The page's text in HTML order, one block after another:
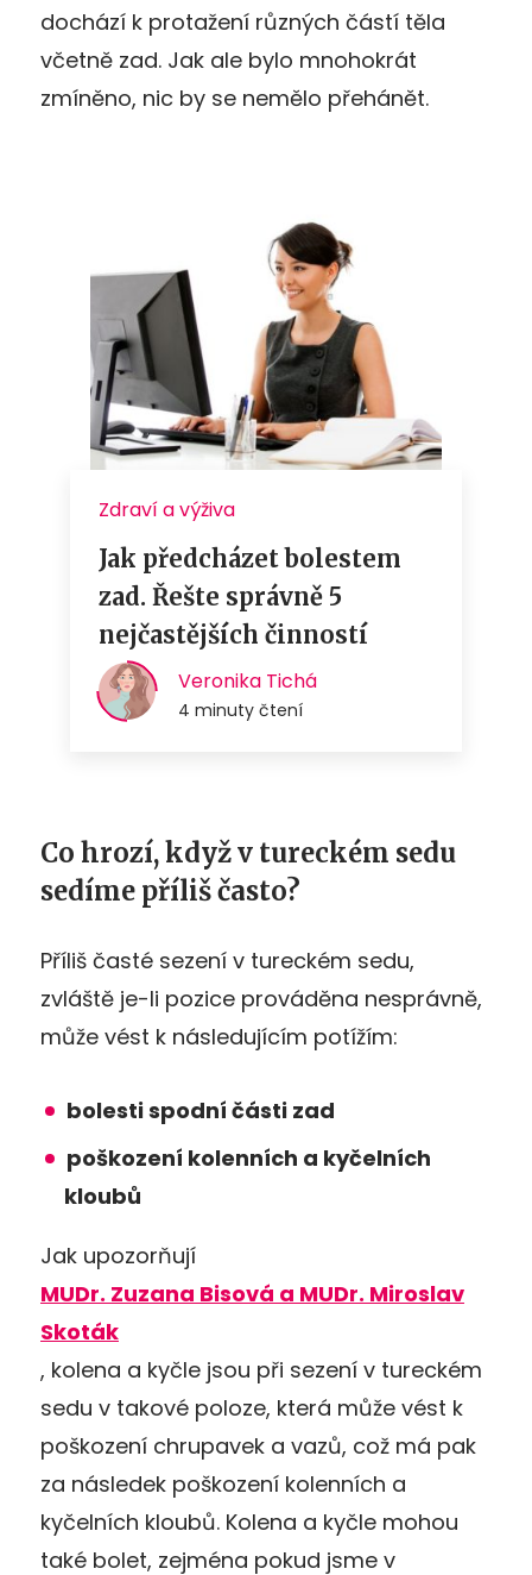
dochází k protažení různých částí těla
včetně zad. Jak ale bylo mnohokrát
zmíněno, nic by se nemělo přehánět.
Co hrozí, když v tureckém sedu
sedíme příliš často?
Příliš časté sezení v tureckém sedu,
zvláště je-li pozice prováděna nesprávně,
může vést k následujícím potížím:
bolesti spodní části zad
poškození kolenních a kyčelních
kloubů
Jak upozorňují
MUDr. Zuzana Bisová a MUDr. Miroslav
Skoták
, kolena a kyčle jsou při sezení v tureckém
sedu v takové poloze, která může vést k
poškození chrupavek a vazů, což má pak
za následek poškození kolenních a
kyčelních kloubů. Kolena a kyčle mohou
také bolet, zejména pokud jsme v